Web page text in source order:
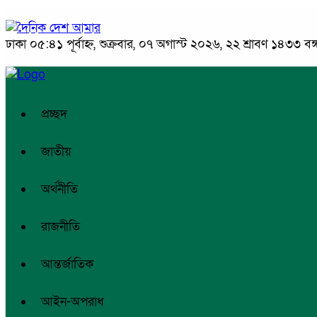
ঢাকা ০৫:৪১ পূর্বাহ্ন, শুক্রবার, ০৭ অগাস্ট ২০২৬, ২২ শ্রাবণ ১৪৩৩
প্রচ্ছদ
জাতীয়
অর্থনীতি
রাজনীতি
আন্তর্জাতিক
আইন-অপরাধ